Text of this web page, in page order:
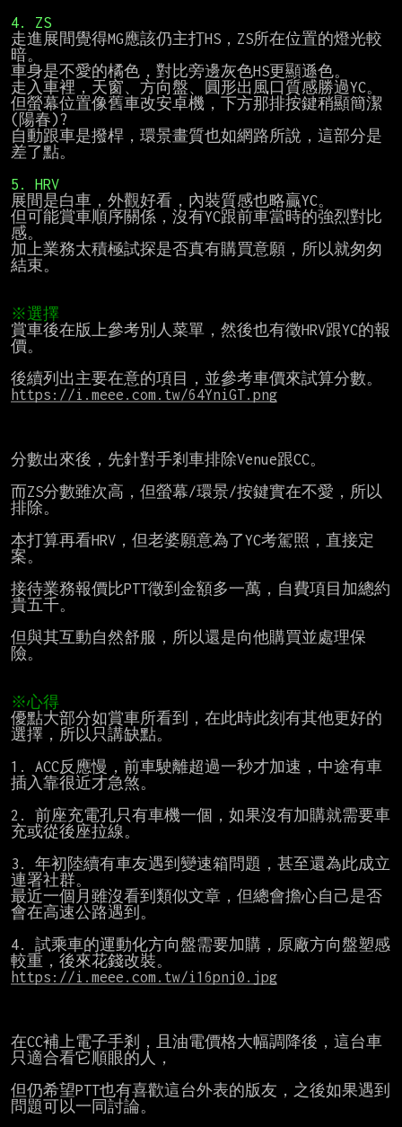
4. ZS
走進展間覺得MG應該仍主打HS，ZS所在位置的燈光較
暗。
車身是不愛的橘色，對比旁邊灰色HS更顯遜色。
走入車裡，天窗、方向盤、圓形出風口質感勝過YC。
但螢幕位置像舊車改安卓機，下方那排按鍵稍顯簡潔
(陽春)?
自動跟車是撥桿，環景畫質也如網路所說，這部分是
差了點。
5. HRV
展間是白車，外觀好看，內裝質感也略贏YC。
但可能賞車順序關係，沒有YC跟前車當時的強烈對比
感。
加上業務太積極試探是否真有購買意願，所以就匆匆
結束。
※選擇
賞車後在版上參考別人菜單，然後也有徵HRV跟YC的報
價。
https://i.meee.com.tw/64YniGT.png
分數出來後，先針對手剎車排除Venue跟CC。
而ZS分數雖次高，但螢幕/環景/按鍵實在不愛，所以
排除。
本打算再看HRV，但老婆願意為了YC考駕照，直接定
案。
接待業務報價比PTT徵到金額多一萬，自費項目加總約
貴五千。
但與其互動自然舒服，所以還是向他購買並處理保
險。
※心得
優點大部分如賞車所看到，在此時此刻有其他更好的
選擇，所以只講缺點。
1. ACC反應慢，前車駛離超過一秒才加速，中途有車
插入靠很近才急煞。
2. 前座充電孔只有車機一個，如果沒有加購就需要車
充或從後座拉線。
3. 年初陸續有車友遇到變速箱問題，甚至還為此成立
連署社群。
最近一個月雖沒看到類似文章，但總會擔心自己是否
會在高速公路遇到。
4. 試乘車的運動化方向盤需要加購，原廠方向盤塑感
https://i.meee.com.tw/i16pnj0.jpg
在CC補上電子手剎，且油電價格大幅調降後，這台車
只適合看它順眼的人，
但仍希望PTT也有喜歡這台外表的版友，之後如果遇到
問題可以一同討論。